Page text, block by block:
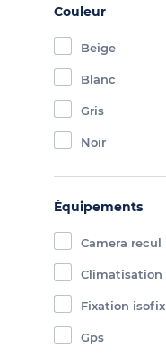
Couleur
Beige
Blanc
Gris
Noir
Équipements
Camera recul
Climatisation
Fixation isofix
Gps